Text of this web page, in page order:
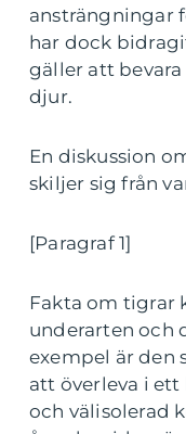
ansträngningar
har dock
gäller att bevara
djur.
En diskussion
skiljer sig från
[Paragraf 1]
Fakta om tigrar
underarten och
exempel är den
att överleva i
och välisolerad